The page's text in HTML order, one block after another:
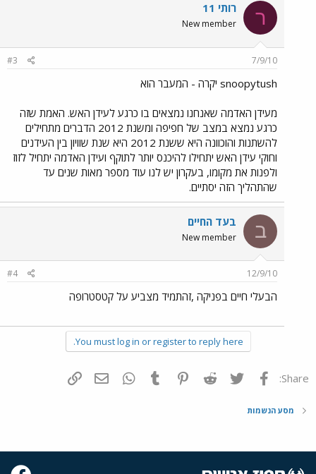
ר רותי 11
New member
7/9/10
#3
snoopytush יקרה - המעבר הוא
מעידן האדמה שאנחנו נמצאים בו כרגע לעידן האש. האמת שזה
כרגע נמצא במצב של חפיפה ומשנת 2012 הדברים מתחילים
להשתנות והוכוונה היא ששנת 2012 היא שנת שוויון בין העידנים
וחוקי עידן האש יתחילו להיכנס יותר לתוקף ועידן האדמה יתחיל לזוז
ולפנות את מקומו, בעקרון יש לנו עוד מספר מאות שנים עד
שהתהליך הזה יסתיים.
ב בעד החיים
New member
12/9/10
#4
הבעלי חיים בפניקה ,זהתמיד מצביע על קטסטרופה
You must log in or register to reply here.
Share: פייסבוק Twitter
Reddit
Pinterest
Tumblr
WhatsAppדואר אלקטרוני
מסע הנשמות